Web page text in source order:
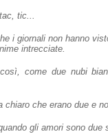
tic...
i giornali non hanno
intrecciate.
come due nubi
chiaro che erano due e
gli amori sono due